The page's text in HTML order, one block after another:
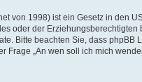
von 1998) ist ein Gesetz in den
oder der Erziehungsberechtigten
Bitte beachten Sie, dass phpBB
„An wen soll ich mich